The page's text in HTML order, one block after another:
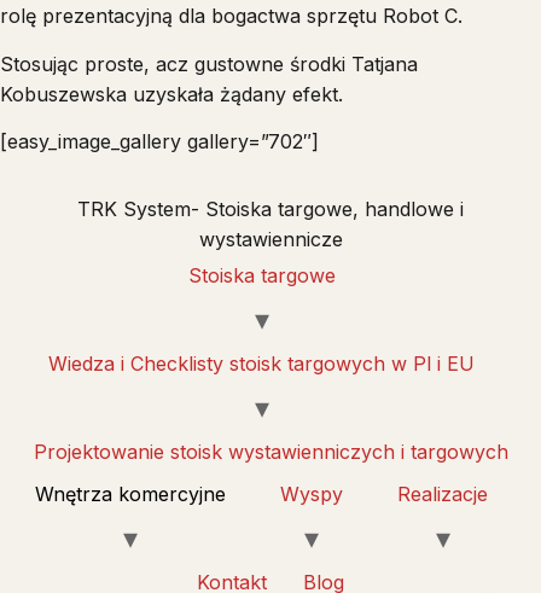
rolę prezentacyjną dla bogactwa sprzętu Robot C.
Stosując proste, acz gustowne środki Tatjana
Kobuszewska uzyskała żądany efekt.
[easy_image_gallery gallery=”702″]
TRK System- Stoiska targowe, handlowe i
wystawiennicze
Stoiska targowe
Wiedza i Checklisty stoisk targowych w Pl i EU
Projektowanie stoisk wystawienniczych i targowych
Wnętrza komercyjne
Wyspy Realizacje
Kontakt Blog